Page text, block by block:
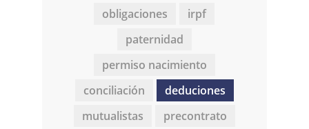
obligaciones
irpf
paternidad
permiso nacimiento
conciliación
deduciones
mutualistas
precontrato